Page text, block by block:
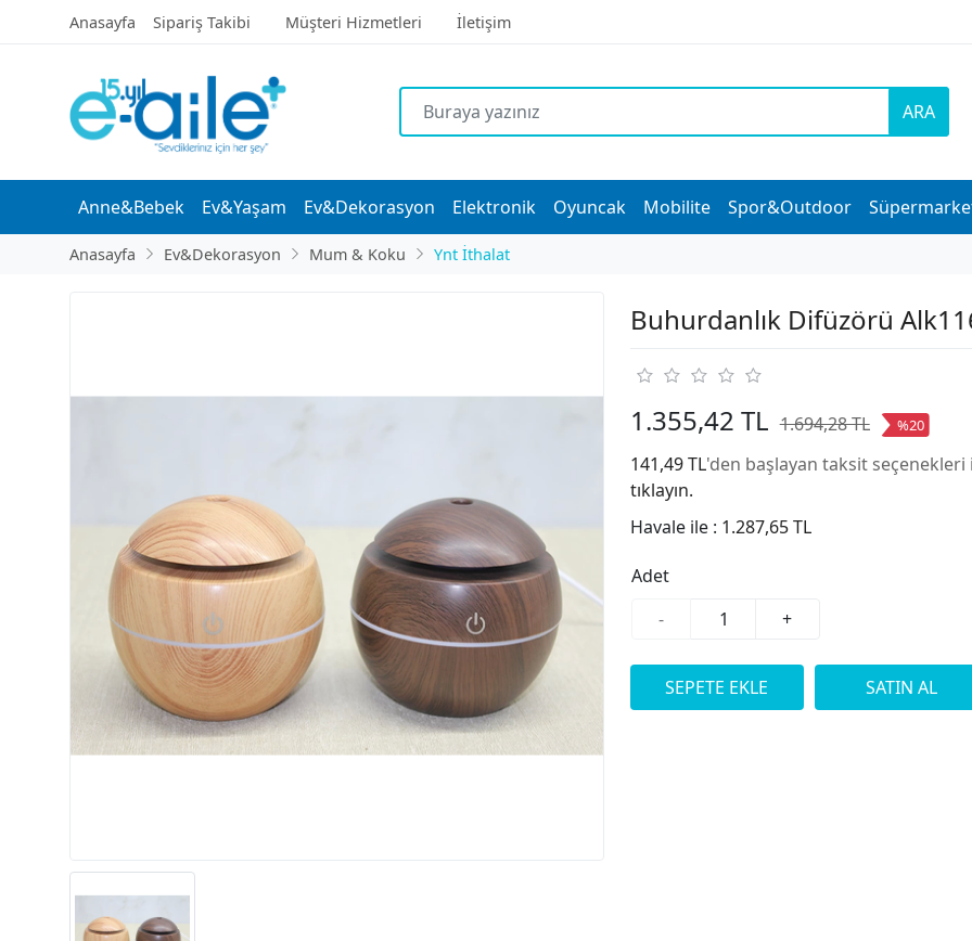
Anasayfa Sipariş Takibi Müşteri Hizmetleri İletişim
ARA
Anne&Bebek Ev&Yaşam Ev&Dekorasyon Elektronik Oyuncak Mobilite Spor&Outdoor
Anasayfa Ev&Dekorasyon Mum & Koku Ynt İthalat
Buhurdanlık Difüzörü
1.355,42 TL 1.694,28 TL %20
141,49 TL'den başlayan taksit seçenekleri
tıklayın.
Havale ile : 1.287,65 TL
Adet
-
+